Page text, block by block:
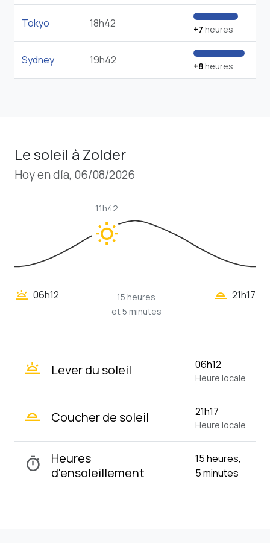
Tokyo 18h42 +7 heures
Sydney 19h42 +8heures
Le soleil à Zolder
Hoy en día, 06/08/2026
wb_sunny
11h42
wb_twilight 06h12
15 heures
et 5 minutes
wb_twilight_2 21h17
wb_twilight Lever du soleil 06h12
Heure locale
wb_twilight_2 Coucher de soleil 21h17
Heure locale
timer
Heures
d'ensoleillement
15 heures,
5 minutes